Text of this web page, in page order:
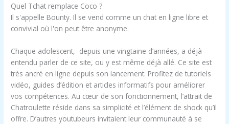
Quel Tchat remplace Coco ?
Il s'appelle Bounty. Il se vend comme un chat en ligne libre et
convivial où l'on peut être anonyme.
Chaque adolescent, depuis une vingtaine d’années, a déjà
entendu parler de ce site, ou y est même déjà allé. Ce site est
très ancré en ligne depuis son lancement. Profitez de tutoriels
vidéo, guides d’édition et articles informatifs pour améliorer
vos compétences. Au cœur de son fonctionnement, l’attrait de
Chatroulette réside dans sa simplicité et l’élément de shock qu’il
offre. D’autres youtubeurs invitaient leur communauté à se